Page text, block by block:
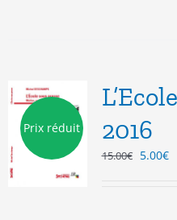
Prix réduit
2016
15.00€ Le
5.00€Le